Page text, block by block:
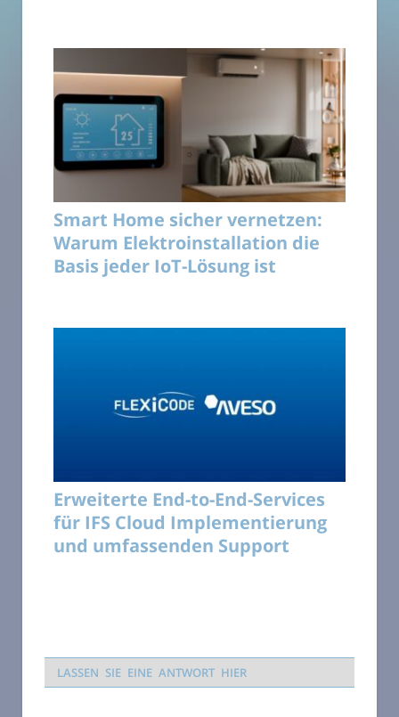
Smart Home sicher vernetzen:
Warum Elektroinstallation die
Basis jeder IoT-Lösung ist
Erweiterte End-to-End-Services
für IFS Cloud Implementierung
und umfassenden Support
LASSEN SIE EINE ANTWORT HIER